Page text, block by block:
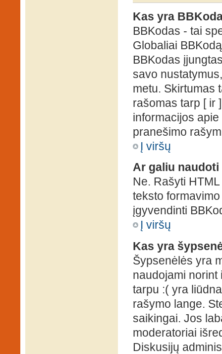
Kas yra
BBKodas - tai
Globaliai
BBKodas
savo
metu. Skirtumas
rašomas tarp [ ir
informacijos
pranešimo
Į viršų
Ar galiu naudoti
Ne. Rašyti
teksto
įgyvendinti
Į viršų
Kas yra
Šypsenėlės yra
naudojami norint
tarpu :( yra
rašymo lange.
saikingai. Jos
moderatoriai
Diskusijų